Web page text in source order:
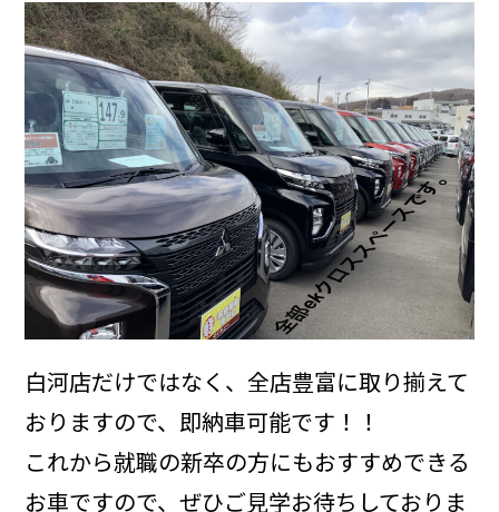
白河店だけではなく、全店豊富に取り揃えて
おりますので、即納車可能です！！
これから就職の新卒の方にもおすすめできる
お車ですので、ぜひご見学お待ちしておりま